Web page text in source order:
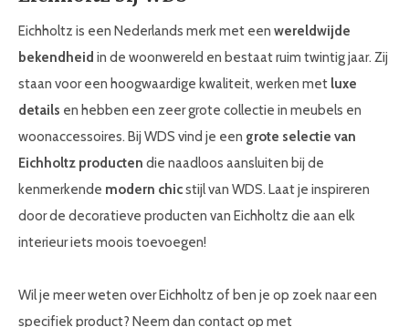
Eichholtz is een Nederlands merk met een wereldwijde
bekendheid in de woonwereld en bestaat ruim twintig jaar. Zij
staan voor een hoogwaardige kwaliteit, werken met luxe
details en hebben een zeer grote collectie in meubels en
woonaccessoires. Bij WDS vind je een grote selectie van
Eichholtz producten die naadloos aansluiten bij de
kenmerkende modern chicstijl van WDS. Laat je inspireren
door de decoratieve producten van Eichholtz die aan elk
interieur iets moois toevoegen!
Wil je meer weten over Eichholtz of ben je op zoek naar een
specifiek product? Neem dan contact op met